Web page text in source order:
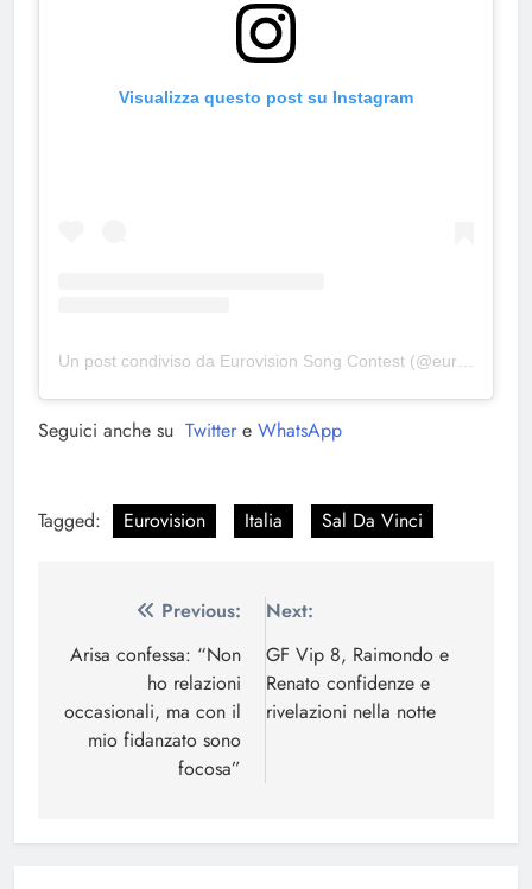
Visualizza questo post su Instagram
Seguici anche su Twitter e WhatsApp
Tagged: Eurovision Italia Sal Da Vinci
Navigazione
articoli
Previous:
Arisa confessa: “Non
ho relazioni
occasionali, ma con il
mio fidanzato sono
focosa”
Next:
GF Vip 8, Raimondo e
Renato confidenze e
rivelazioni nella notte